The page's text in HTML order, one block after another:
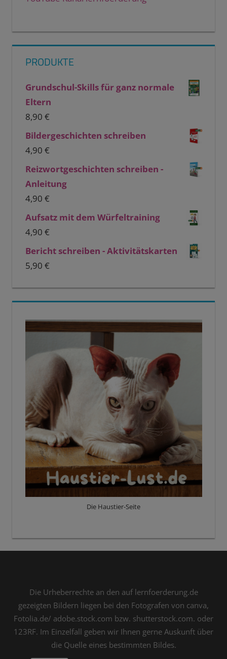
PRODUKTE
Grundschul-Skills für ganz normale
Eltern
8,90 €
Bildergeschichten schreiben
4,90 €
Reizwortgeschichten schreiben -
Anleitung
4,90 €
Aufsatz mit dem Würfeltraining
4,90 €
Bericht schreiben - Aktivitätskarten
5,90 €
Die Haustier-Seite
Die Urheberrechte an den auf lernfoerderung.de
gezeigten Bildern liegen bei den Fotografen von canva,
Fotolia.de/ adobe.stock.com bzw. shutterstock.com. oder
123RF. Im Einzelfall geben wir Ihnen gerne Auskunft über
die Quelle eines bestimmten Bildes.